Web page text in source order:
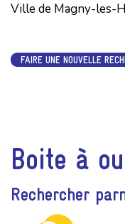
Ville de Magny-les-
FAIRE UNE NOUVELLE
Boite à
Rechercher